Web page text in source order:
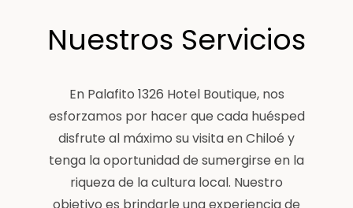
Nuestros Servicios
En Palafito 1326 Hotel Boutique, nos
esforzamos por hacer que cada huésped
disfrute al máximo su visita en Chiloé y
tenga la oportunidad de sumergirse en la
riqueza de la cultura local. Nuestro